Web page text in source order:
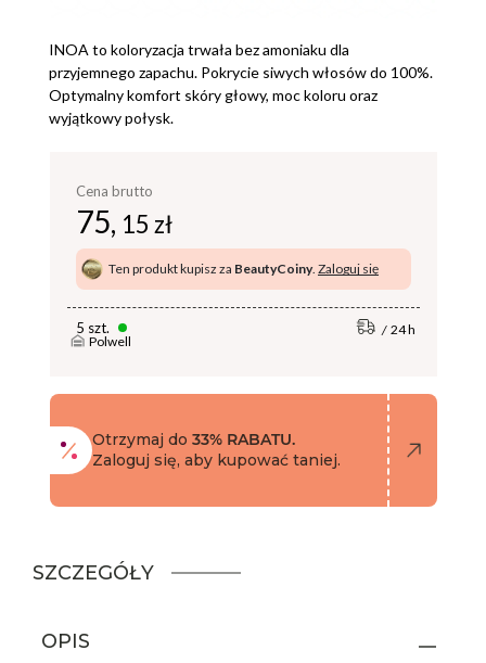
INOA to koloryzacja trwała bez amoniaku dla
przyjemnego zapachu. Pokrycie siwych włosów do 100%.
Optymalny komfort skóry głowy, moc koloru oraz
wyjątkowy połysk.
Cena brutto
75, 15 zł
Ten produkt kupisz za BeautyCoiny. Zaloguj się
5 szt.
Polwell
24 h
Otrzymaj do 33% RABATU.
Zaloguj się, aby kupować taniej.
SZCZEGÓŁY
OPIS